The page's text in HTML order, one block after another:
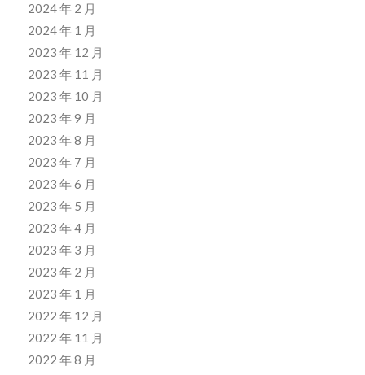
2024 年 2 月
2024 年 1 月
2023 年 12 月
2023 年 11 月
2023 年 10 月
2023 年 9 月
2023 年 8 月
2023 年 7 月
2023 年 6 月
2023 年 5 月
2023 年 4 月
2023 年 3 月
2023 年 2 月
2023 年 1 月
2022 年 12 月
2022 年 11 月
2022 年 8 月